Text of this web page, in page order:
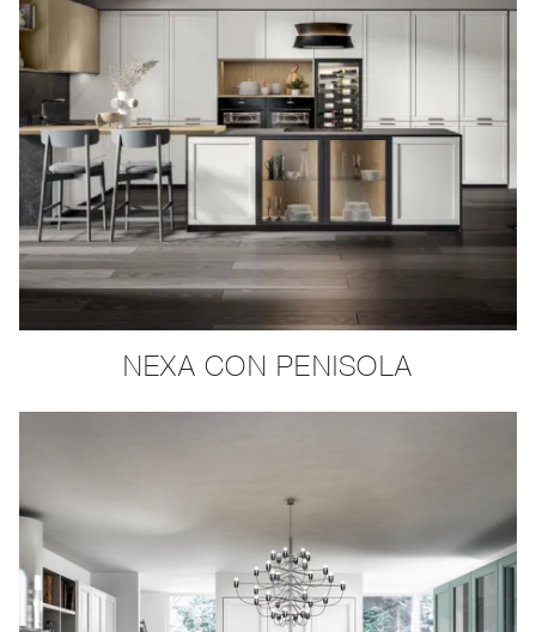
NEXA CON PENISOLA